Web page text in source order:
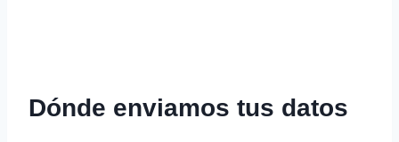
Dónde enviamos tus datos